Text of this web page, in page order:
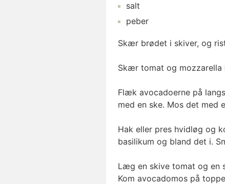
salt
peber
Skær brødet i skiver, og
Skær tomat og mozzarella
Flæk avocadoerne på
med en ske. Mos det med
Hak eller pres hvidløg og
basilikum og bland det i.
Læg en skive tomat og en
Kom avocadomos på